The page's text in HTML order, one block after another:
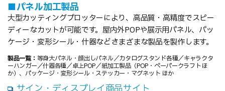
■パネル加工製品
大型カッティングプロッターにより、高品質・高精度でスピー
ディーなカットが可能です。屋内外POPや展示用パネル、パッ
ケージ・変形シール・什器などさまざまな製品を製作します。
製品一覧： 等身大パネル・顔出しパネル／カタログスタンド各種／キャラクタ
ーハンガー／什器各種／卓上POP／紙加工製品（POP・ペーパークラフトほ
か）、パッケージ・変形シール・ステッカー・マグネット ほか